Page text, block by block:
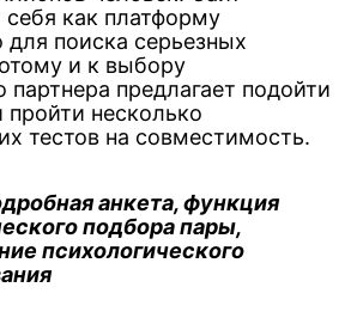
себя как платформу
для поиска серьезных
и к выбору
партнера предлагает подойти
пройти несколько
тестов на совместимость.
анкета, функция
подбора пары,
психологического